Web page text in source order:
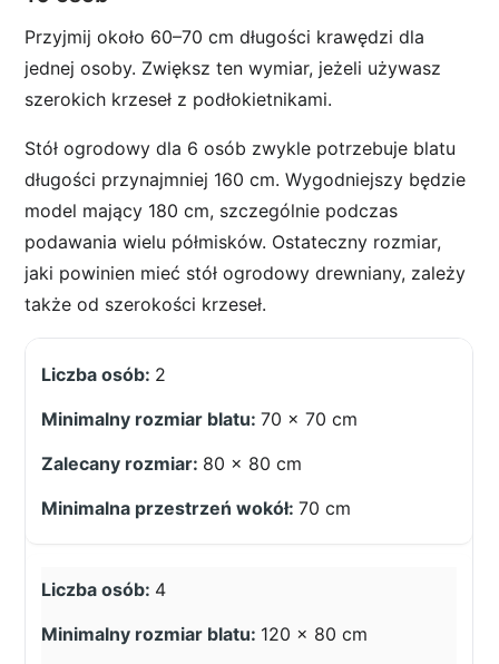
Przyjmij około 60–70 cm długości krawędzi dla
jednej osoby. Zwiększ ten wymiar, jeżeli używasz
szerokich krzeseł z podłokietnikami.
Stół ogrodowy dla 6 osób zwykle potrzebuje blatu
długości przynajmniej 160 cm. Wygodniejszy będzie
model mający 180 cm, szczególnie podczas
podawania wielu półmisków. Ostateczny rozmiar,
jaki powinien mieć stół ogrodowy drewniany, zależy
także od szerokości krzeseł.
2
70 × 70 cm
80 × 80 cm
70 cm
4
120 × 80 cm